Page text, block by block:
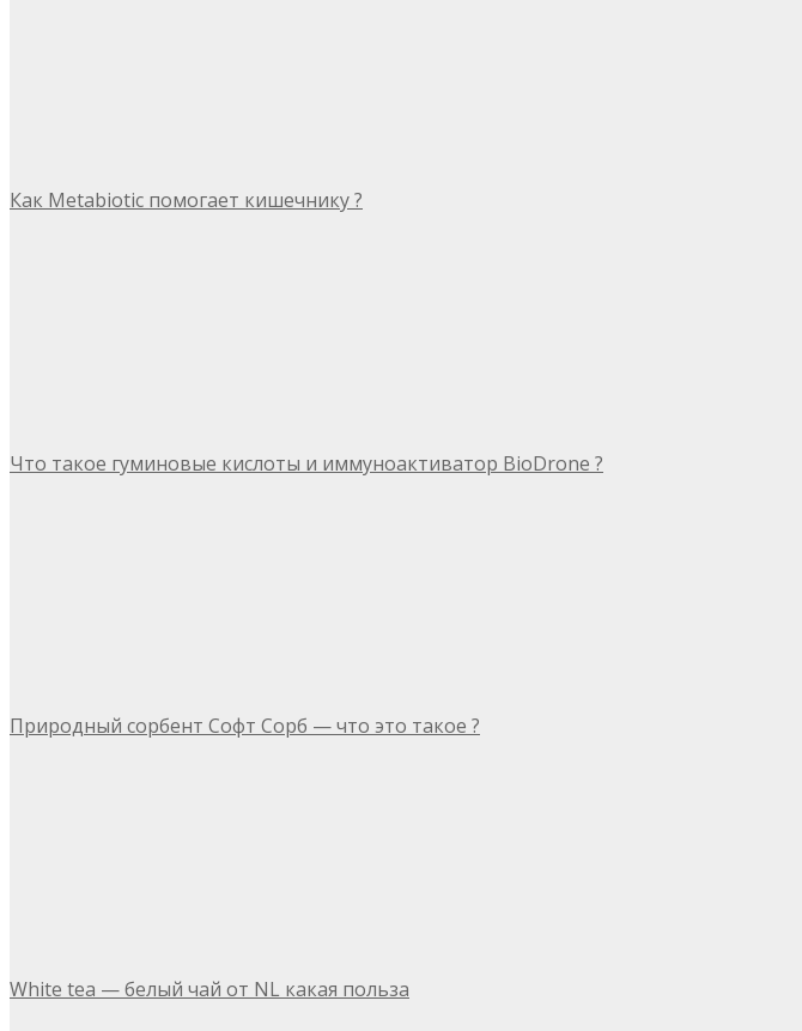
Как Metabiotic помогает кишечнику ?
Что такое гуминовые кислоты и иммуноактиватор BioDrone ?
Природный сорбент Софт Сорб — что это такое ?
White tea — белый чай от NL какая польза